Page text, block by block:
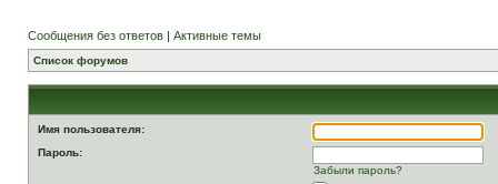
Сообщения без ответов | Активные темы
Список форумов
Имя пользователя:
Пароль:
Забыли пароль?